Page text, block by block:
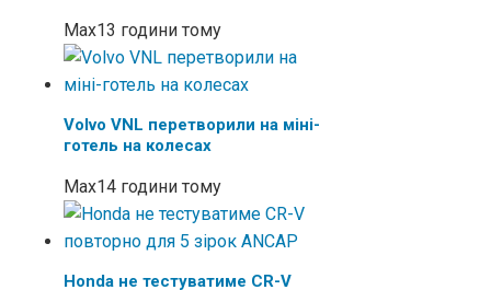
Max13 години тому
Volvo VNL перетворили на міні-
готель на колесах
Max14 години тому
Honda не тестуватиме CR-V